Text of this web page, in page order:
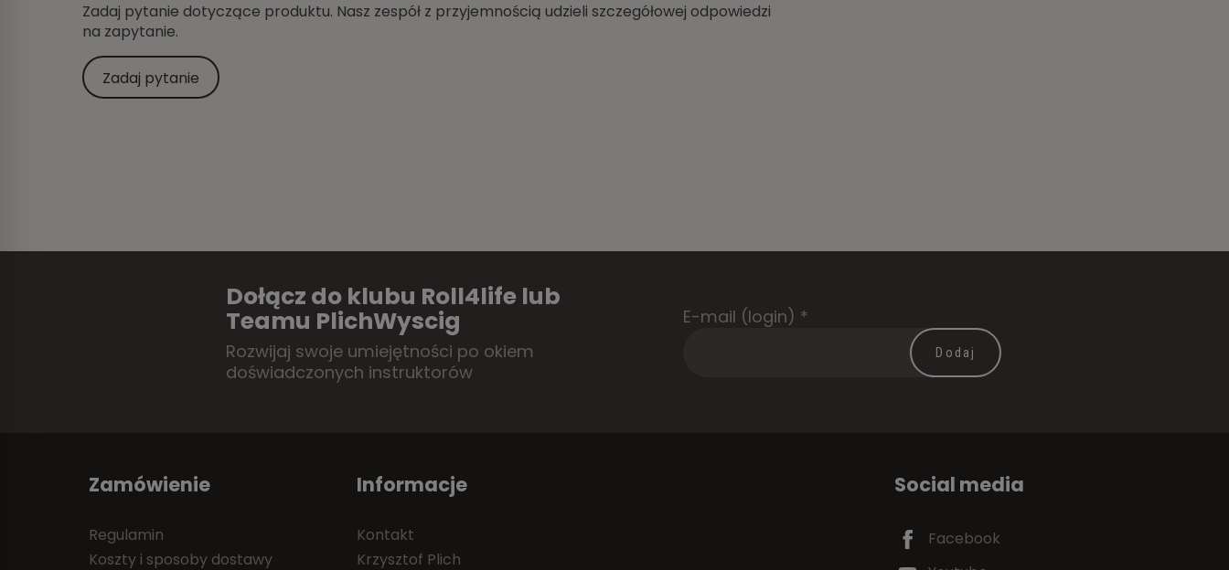
Zadaj pytanie dotyczące produktu. Nasz zespół z przyjemnością udzieli szczegółowej odpowiedzi
na zapytanie.
Zadaj pytanie
Dołącz do klubu Roll4life lub
Teamu PlichWyscig
Rozwijaj swoje umiejętności po okiem
doświadczonych instruktorów
E-mail (login) *
Zamówienie
Regulamin
Koszty i sposoby dostawy
Informacje
Kontakt
Krzysztof Plich
Social media
Facebook